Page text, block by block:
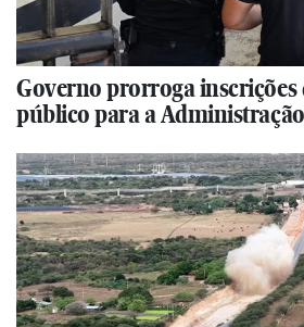
Governo prorroga inscrições
público para a